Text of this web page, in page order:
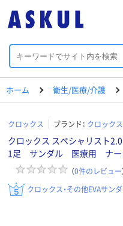
ホーム 衛生/医療/介護
クロックス ブランド： クロックス
クロックス スペシャリスト
1足 サンダル 医療用 ナー
（0件のレビュー
クロックス・その他EVAサン